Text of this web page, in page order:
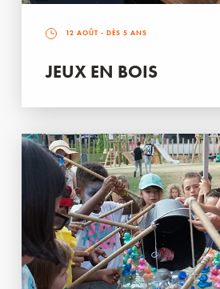
12 AOÛT - DÈS 5 ANS
JEUX EN BOIS